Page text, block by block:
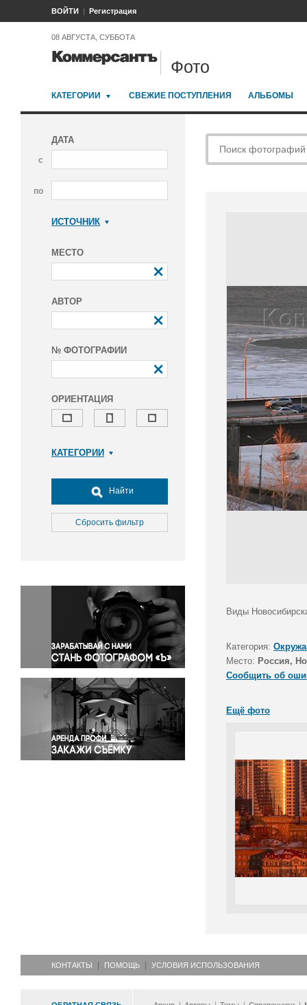
ВОЙТИ Регистрация
08 АВГУСТА, СУББОТА
Фото
КАТЕГОРИИ СВЕЖИЕ ПОСТУПЛЕНИЯ АЛЬБОМЫ
ДАТА
с
по
ИСТОЧНИК
МЕСТО
АВТОР
№ ФОТОГРАФИИ
ОРИЕНТАЦИЯ
КАТЕГОРИИ
Досуг, туризм и отдых
Культура
Медицина
Окружающая среда
Политика
Правосудие
Происшествия и конфликты
Религия
Светская жизнь
Спорт
Экология
Экономика и бизнес
Найти
Сбросить фильтр
Виды
Категория:
Место: Россия,
Сообщить об
Ещё фото
КОНТАКТЫ ПОМОЩЬ УСЛОВИЯ ИСПОЛЬЗОВАНИЯ